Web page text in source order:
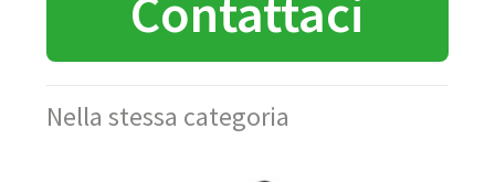
Nella stessa categoria